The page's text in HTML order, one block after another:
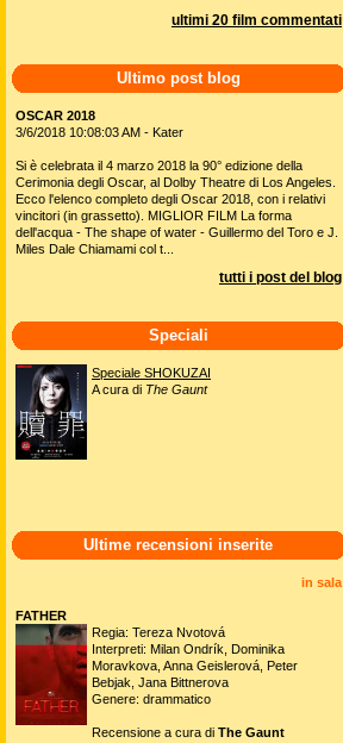
ultimi 20 film commentati
Ultimo post blog
OSCAR 2018
3/6/2018 10:08:03 AM - Kater
Si è celebrata il 4 marzo 2018 la 90° edizione della
Cerimonia degli Oscar, al Dolby Theatre di Los Angeles.
Ecco l'elenco completo degli Oscar 2018, con i relativi
vincitori (in grassetto). MIGLIOR FILM La forma
dell'acqua - The shape of water - Guillermo del Toro e J.
Miles Dale Chiamami col t...
tutti i post del blog
Speciali
Speciale SHOKUZAI
A cura di The Gaunt
Ultime recensioni inserite
in sala
FATHER
Regia: Tereza Nvotová
Interpreti: Milan Ondrík, Dominika
Moravkova, Anna Geislerová, Peter
Bebjak, Jana Bittnerova
Genere: drammatico
Recensione a cura di The Gaunt